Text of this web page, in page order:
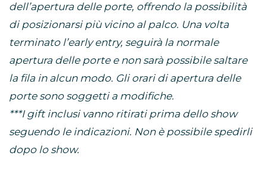
dell’apertura delle porte, offrendo la possibilità
di posizionarsi più vicino al palco. Una volta
terminato l’early entry, seguirà la normale
apertura delle porte e non sarà possibile saltare
la fila in alcun modo. Gli orari di apertura delle
porte sono soggetti a modifiche.
***I gift inclusi vanno ritirati prima dello show
seguendo le indicazioni. Non è possibile spedirli
dopo lo show.